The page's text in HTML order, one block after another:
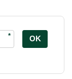
* OK